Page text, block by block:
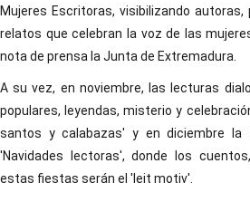
Mujeres Escritoras, visibilizando
relatos que celebran la voz de las
nota de prensa la Junta de Extremadura.
A su vez, en noviembre, las lecturas
populares, leyendas, misterio y
santos y calabazas' y en diciembre la
'Navidades lectoras', donde los
estas fiestas serán el 'leit motiv'.